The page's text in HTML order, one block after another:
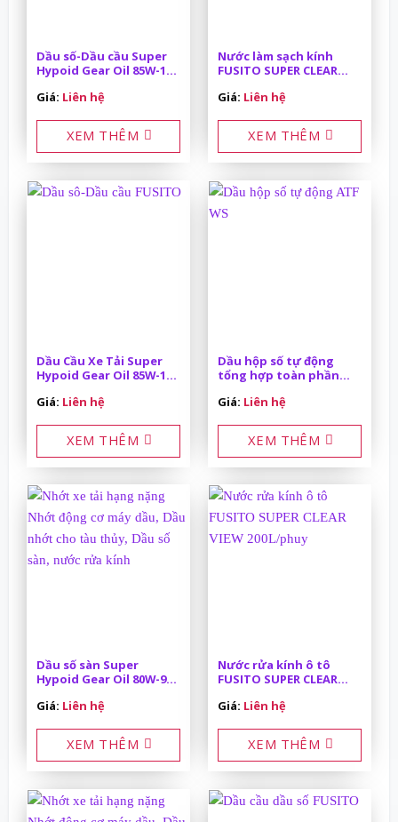
Dầu số-Dầu cầu Super
Hypoid Gear Oil 85W-140
Giá: Liên hệ
XEM THÊM
Nước làm sạch kính
FUSITO SUPER CLEAR
Giá: Liên hệ
XEM THÊM
Dầu Cầu Xe Tải Super
Hypoid Gear Oil 85W-140
Giá: Liên hệ
XEM THÊM
Dầu hộp số tự động
tổng hợp toàn phần
Giá: Liên hệ
XEM THÊM
Dầu số sàn Super
Hypoid Gear Oil 80W-90
Giá: Liên hệ
XEM THÊM
Nước rửa kính ô tô
FUSITO SUPER CLEAR
Giá: Liên hệ
XEM THÊM